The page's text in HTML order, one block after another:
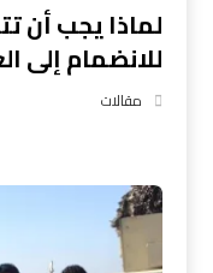
للانضمام إلى
مقالات